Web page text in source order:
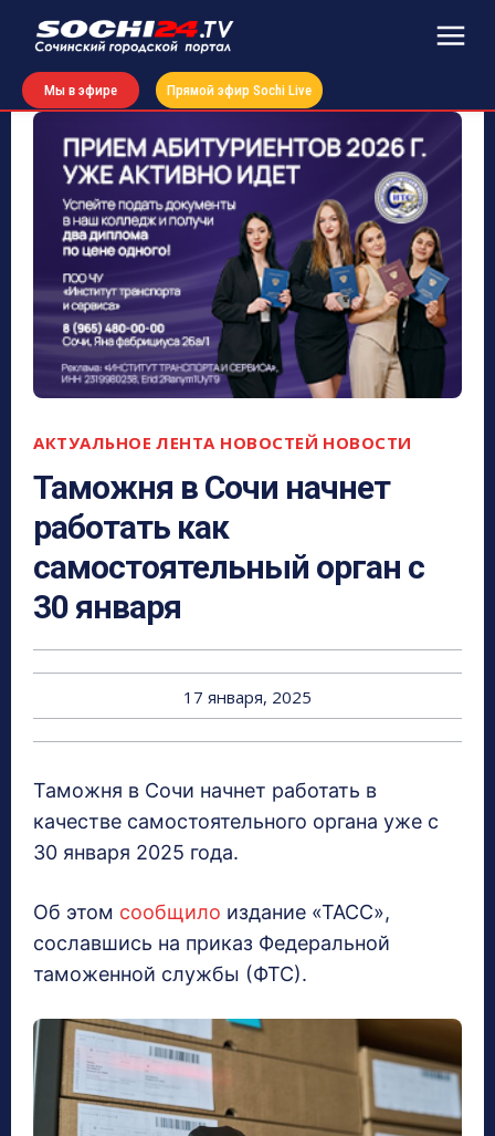
Мы в эфире Прямой эфир Sochi Live
АКТУАЛЬНОЕ ЛЕНТА НОВОСТЕЙ НОВОСТИ
Таможня в Сочи начнет
работать как
самостоятельный орган с
30 января
17 января, 2025
Таможня в Сочи начнет работать в
качестве самостоятельного органа уже с
30 января 2025 года.
Об этом сообщило издание «ТАСС»,
сославшись на приказ Федеральной
таможенной службы (ФТС).